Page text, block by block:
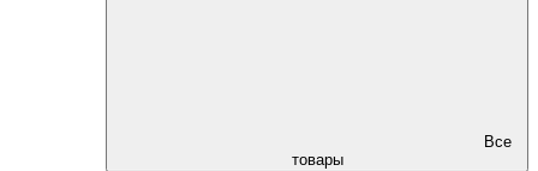
Все
товары